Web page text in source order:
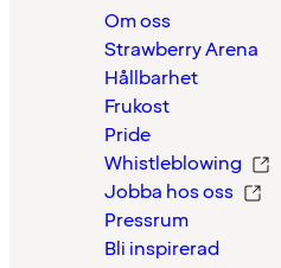
Om oss
Strawberry Arena
Hållbarhet
Frukost
Pride
Whistleblowing
Jobba hos oss
Pressrum
Bli inspirerad